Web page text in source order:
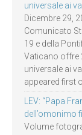
universale ai
Dicembre 29,
Comunicato
19 e della
Vaticano offre
universale ai
appeared first
LEV: “Papa
dell’omonimo
Volume